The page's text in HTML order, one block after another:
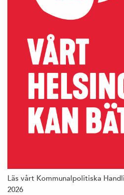
Läs vårt Kommunalpolitiska
2026